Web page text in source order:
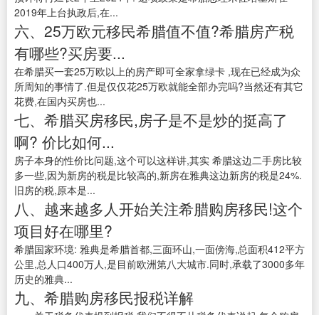
2019年上台执政后,在...
六、25万欧元移民希腊值不值?希腊房产税
有哪些?买房要...
在希腊买一套25万欧以上的房产即可全家拿绿卡 ,现在已经成为众
所周知的事情了.但是仅仅花25万欧就能全部办完吗?当然还有其它
花费,在国内买房也...
七、希腊买房移民,房子是不是炒的挺高了
啊? 价比如何...
房子本身的性价比问题,这个可以这样讲,其实 希腊这边二手房比较
多一些,因为新房的税是比较高的,新房在雅典这边新房的税是24%.
旧房的税,原本是...
八、越来越多人开始关注希腊购房移民!这个
项目好在哪里?
希腊国家环境: 雅典是希腊首都,三面环山,一面傍海,总面积412平方
公里,总人口400万人,是目前欧洲第八大城市.同时,承载了3000多年
历史的雅典...
九、希腊购房移民报税详解